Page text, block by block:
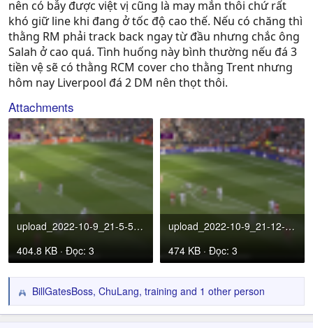
nên có bẫy được việt vị cũng là may mắn thôi chứ rất
khó giữ line khi đang ở tốc độ cao thế. Nếu có chăng thì
thằng RM phải track back ngay từ đầu nhưng chắc ông
Salah ở cao quá. Tình huống này bình thường nếu đá 3
tiền vệ sẽ có thằng RCM cover cho thằng Trent nhưng
hôm nay Liverpool đá 2 DM nên thọt thôi.
Attachments
upload_2022-10-9_21-5-57.png
404.8 KB · Đọc: 3
upload_2022-10-9_21-12-30.png
474 KB · Đọc: 3
R
e
BillGatesBoss, ChuLang, training and 1 other person